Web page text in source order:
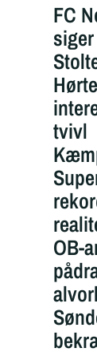
FC
tvivl
OB-